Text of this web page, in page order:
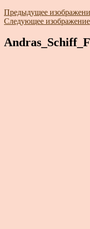
Предыдущее
Следующее изображение